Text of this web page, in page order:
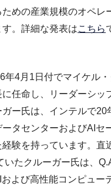
めの産業規模のオペレ
。詳細な発表はこちら
年4月1日付でマイケル
任命し、リーダーシッ
ガー氏は、インテルで20
ータセンターおよびAIセ
験を持っています。直
いたクルーガー氏は、
よび高性能コンピュー